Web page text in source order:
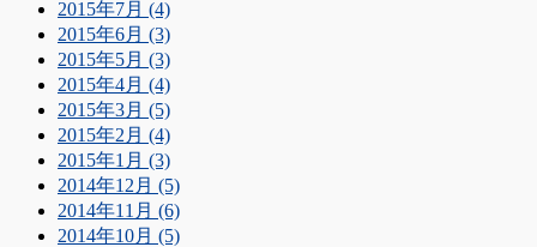
2015年7月 (4)
2015年6月 (3)
2015年5月 (3)
2015年4月 (4)
2015年3月 (5)
2015年2月 (4)
2015年1月 (3)
2014年12月 (5)
2014年11月 (6)
2014年10月 (5)